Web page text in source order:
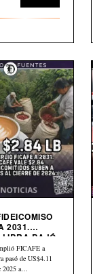
2031.
LIBRA BAJÓ
FICAFE a
pasó de US$4.11
2025 a…